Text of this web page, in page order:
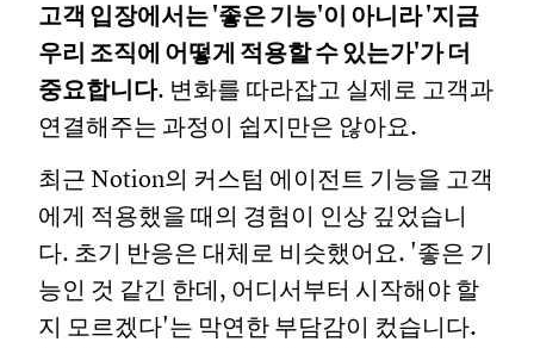
고객 입장에서는 '좋은 기능'이 아니라 '지금
우리 조직에 어떻게 적용할 수 있는가'가 더
중요합니다. 변화를 따라잡고 실제로 고객과
연결해주는 과정이 쉽지만은 않아요.
최근 Notion의 커스텀 에이전트 기능을 고객
에게 적용했을 때의 경험이 인상 깊었습니
다. 초기 반응은 대체로 비슷했어요. '좋은 기
능인 것 같긴 한데, 어디서부터 시작해야 할
지 모르겠다'는 막연한 부담감이 컸습니다.